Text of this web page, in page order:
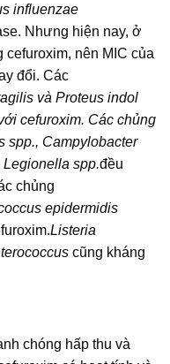
influenzae
Nhưng hiện nay, ở
nên MIC của
đổi. Các
và Proteus indol
cefuroxim. Các chủng
spp., Campylobacter
spp.đều
chủng
epidermidis
Listeria
cũng kháng
chóng hấp thu và